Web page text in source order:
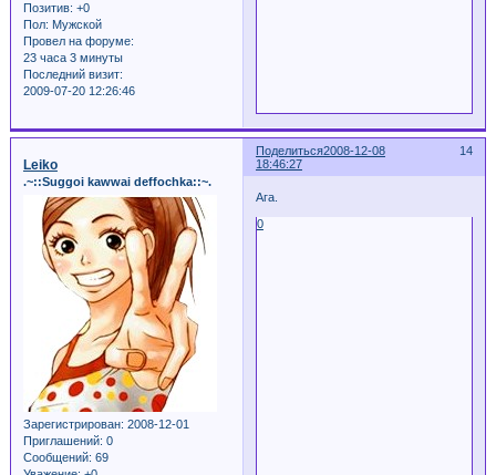
Позитив: +0
Пол: Мужской
Провел на форуме:
23 часа 3 минуты
Последний визит:
2009-07-20 12:26:46
Поделиться 14
2008-12-08
18:46:27
Leiko
.~::Suggoi kawwai deffochka::~.
Зарегистрирован: 2008-12-01
Приглашений: 0
Сообщений: 69
Ага.
0